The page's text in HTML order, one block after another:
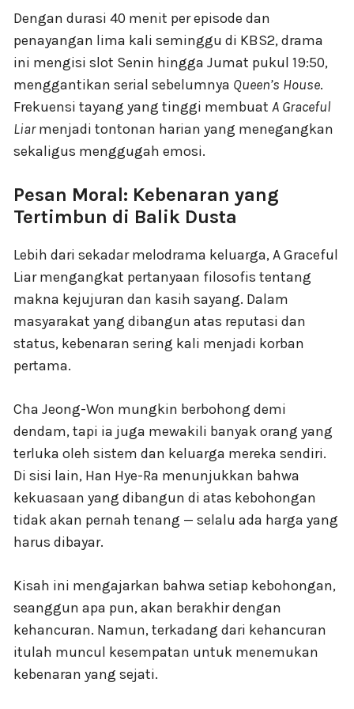
Dengan durasi 40 menit per episode dan
penayangan lima kali seminggu di KBS2, drama
ini mengisi slot Senin hingga Jumat pukul 19:50,
menggantikan serial sebelumnya Queen’s House.
Frekuensi tayang yang tinggi membuat A Graceful
Liarmenjadi tontonan harian yang menegangkan
sekaligus menggugah emosi.
Pesan Moral: Kebenaran yang
Tertimbun di Balik Dusta
Lebih dari sekadar melodrama keluarga, A Graceful
Liar mengangkat pertanyaan filosofis tentang
makna kejujuran dan kasih sayang. Dalam
masyarakat yang dibangun atas reputasi dan
status, kebenaran sering kali menjadi korban
pertama.
Cha Jeong-Won mungkin berbohong demi
dendam, tapi ia juga mewakili banyak orang yang
terluka oleh sistem dan keluarga mereka sendiri.
Di sisi lain, Han Hye-Ra menunjukkan bahwa
kekuasaan yang dibangun di atas kebohongan
tidak akan pernah tenang — selalu ada harga yang
harus dibayar.
Kisah ini mengajarkan bahwa setiap kebohongan,
seanggun apa pun, akan berakhir dengan
kehancuran. Namun, terkadang dari kehancuran
itulah muncul kesempatan untuk menemukan
kebenaran yang sejati.